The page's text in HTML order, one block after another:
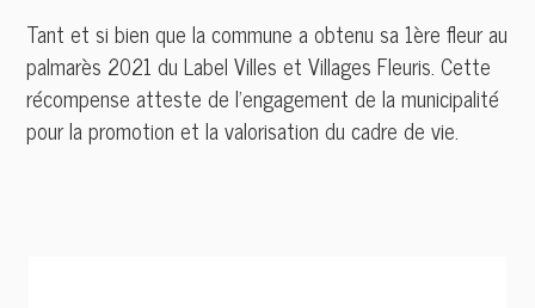
Tant et si bien que la commune a obtenu sa 1ère fleur au
palmarès 2021 du Label Villes et Villages Fleuris. Cette
récompense atteste de l’engagement de la municipalité
pour la promotion et la valorisation du cadre de vie.